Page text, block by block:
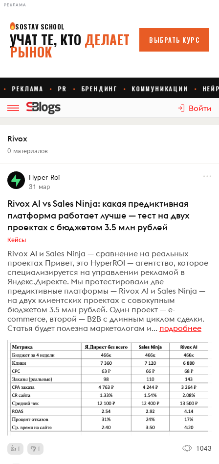
РЕКЛАМА
Войти
Rivox
0 материалов
Hyper-Roi
31 мар
Rivox AI vs Sales Ninja: какая предиктивная
платформа работает лучше — тест на двух
проектах с бюджетом 3.5 млн рублей
Кейсы
Rivox AI и Sales Ninja — сравнение на реальных
проектах Привет, это HyperROI — агентство, которое
специализируется на управлении рекламой в
Яндекс.Директе. Мы протестировали две
предиктивные платформы — Rivox AI и Sales Ninja —
на двух клиентских проектах с совокупным
бюджетом 3.5 млн рублей. Один проект — e-
commerce, второй — B2B с длинным циклом сделки.
Статья будет полезна маркетологам и... подробнее
1 1 1043